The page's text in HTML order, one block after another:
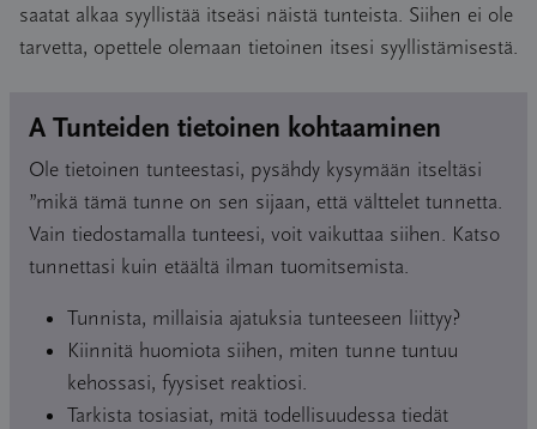
saatat alkaa syyllistää itseäsi näistä tunteista. Siihen ei ole
tarvetta, opettele olemaan tietoinen itsesi syyllistämisestä.
A Tunteiden tietoinen kohtaaminen
Ole tietoinen tunteestasi, pysähdy kysymään itseltäsi
”mikä tämä tunne on sen sijaan, että välttelet tunnetta.
Vain tiedostamalla tunteesi, voit vaikuttaa siihen. Katso
tunnettasi kuin etäältä ilman tuomitsemista.
Tunnista, millaisia ajatuksia tunteeseen liittyy?
Kiinnitä huomiota siihen, miten tunne tuntuu
kehossasi, fyysiset reaktiosi.
Tarkista tosiasiat, mitä todellisuudessa tiedät